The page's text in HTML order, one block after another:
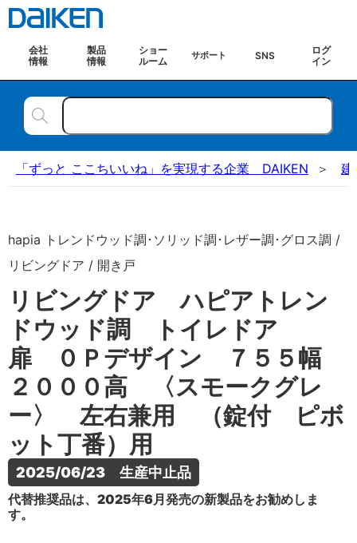
会社
情報
製品
情報
ショー
ルーム
サポート SNS
ログ
イン
「ずっと ここちいいね」を実現する企業 DAIKEN 建
hapia トレンドウッド調･ソリッド調･レザー調･グロス調 /
リビングドア / 開き戸
リビングドア ハピアトレン
ドウッド調 トイレドア
扉 ０Ｐデザイン ７５５幅
２０００高 〈スモークグレ
ー〉 左右兼用 （錠付 ピボ
ット丁番）用
2025/06/23　生産中止品
代替推奨品は、2025年6月発売の新製品をお勧めしま
す。